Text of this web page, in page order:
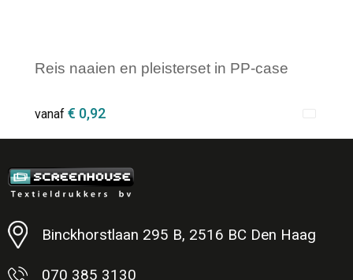
Reis naaien en pleisterset in PP-case
vanaf € 0,92
Minimale afname: 1
Binckhorstlaan 295 B, 2516 BC Den Haag
070 385 3130